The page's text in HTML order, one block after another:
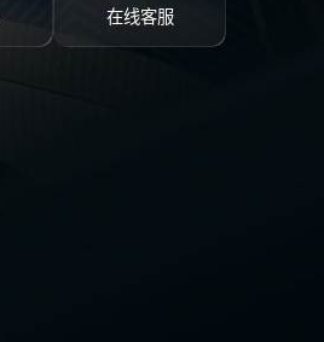
在线客服